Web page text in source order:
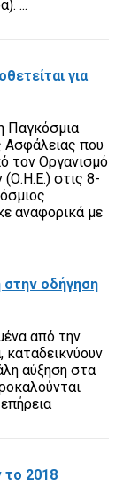
...
για
Παγκόσμια
Ασφάλειας που
τον Οργανισμό
στις 8-
αναφορικά με
στην οδήγηση
από την
καταδεικνύουν
αύξηση στα
το 2018